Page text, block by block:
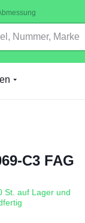
C3 FAG
St. auf Lager und